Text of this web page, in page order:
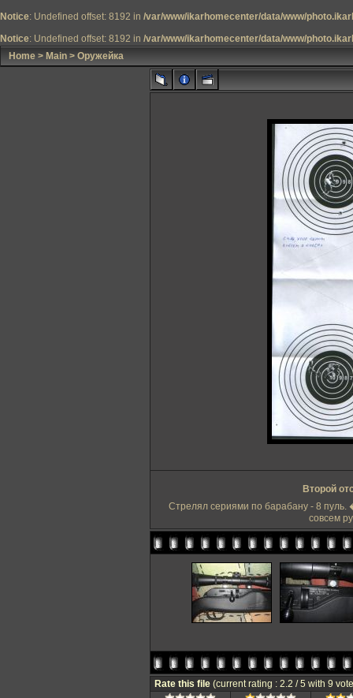
Notice: Undefined offset: 8192 in /var/www/ikarhomecenter/data/www/
Notice: Undefined offset: 8192 in /var/www/ikarhomecenter/data/www/
Home > Main > Оружейка
Второй
Стрелял сериями по барабану - 8 пуль.
совсем
Rate this file (current rating : 2.2 / 5 with 9